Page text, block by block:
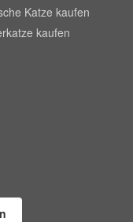
Katze kaufen
kaufen